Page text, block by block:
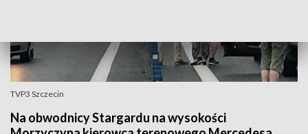
TVP3 Szczecin
Na obwodnicy Stargardu na wysokości